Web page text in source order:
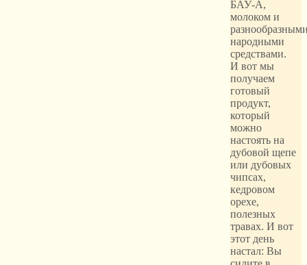
БАУ-А,
молоком и
народными
средствами.
И вот мы
получаем
готовый
продукт,
который
можно
настоять на
дубовой щепе
или дубовых
чипсах,
кедровом
орехе,
полезных
травах. И вот
этот день
настал: Вы